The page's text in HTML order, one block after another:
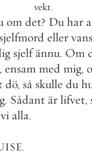
vekt.
om det? Du har
sjelfmord eller
sjelf ännu. Om
, ensam med mig,
dö, så skulle du
. Sådant är lifvet,
vi alla.
.